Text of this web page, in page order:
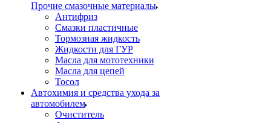
Прочие смазочные материалы
Антифриз
Смазки пластичные
Тормозная жидкость
Жидкости для ГУР
Масла для мототехники
Масла для цепей
Тосол
Автохимия и средства ухода за
автомобилем
Очиститель